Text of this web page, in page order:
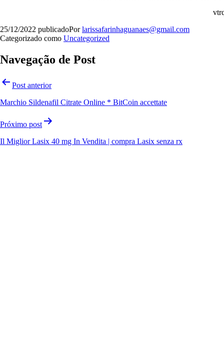
25/12/2022 publicadoPorlarissafarinhaguanaes@gmail.com
Categorizado como Uncategorized
Navegação de Post
Post anterior
Marchio Sildenafil Citrate Online * BitCoin accettate
Próximo post
Il Miglior Lasix 40 mg In Vendita | compra Lasix senza rx